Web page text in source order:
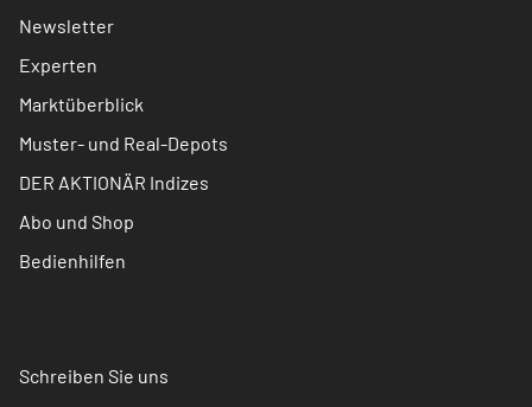
Newsletter
Experten
Marktüberblick
Muster- und Real-Depots
DER AKTIONÄR Indizes
Abo und Shop
Bedienhilfen
Schreiben Sie uns